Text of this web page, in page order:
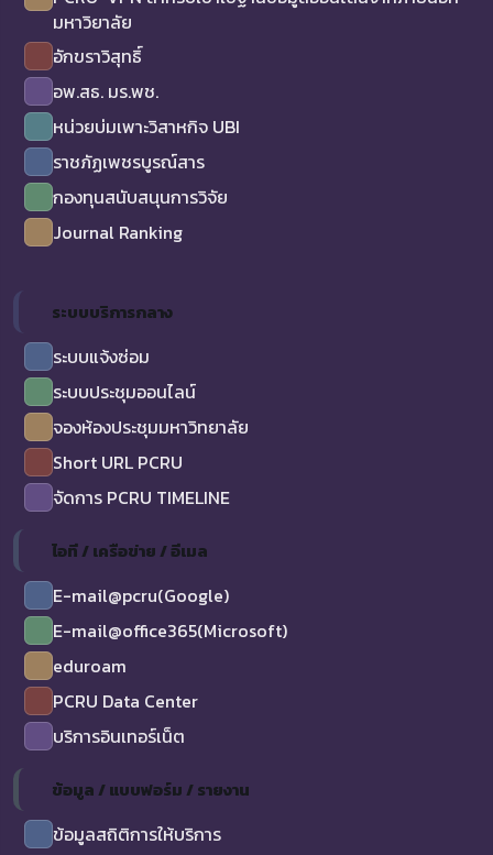
มหาวิยาลัย
อักขราวิสุทธิ์
อพ.สธ. มร.พช.
หน่วยบ่มเพาะวิสาหกิจ UBI
ราชภัฏเพชรบูรณ์สาร
กองทุนสนับสนุนการวิจัย
Journal Ranking
ระบบบริการกลาง
ระบบแจ้งซ่อม
ระบบประชุมออนไลน์
จองห้องประชุมมหาวิทยาลัย
Short URL PCRU
จัดการ PCRU TIMELINE
ไอที / เครือข่าย / อีเมล
E-mail@pcru(Google)
E-mail@office365(Microsoft)
eduroam
PCRU Data Center
บริการอินเทอร์เน็ต
ข้อมูล / แบบฟอร์ม / รายงาน
ข้อมูลสถิติการให้บริการ